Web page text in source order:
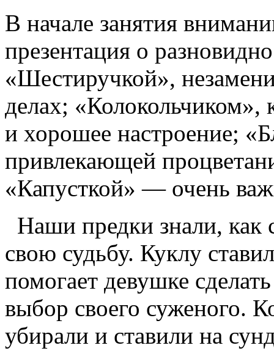
В начале занятия
презентация о
«Шестиручкой»,
делах; «Колокольчиком»,
и хорошее настроение;
привлекающей
«Капусткой» — очень
Наши предки знали,
свою судьбу. Куклу
помогает девушке
выбор своего суженого.
убирали и ставили на